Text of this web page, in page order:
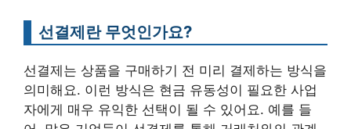
선결제란 무엇인가요?
선결제는 상품을 구매하기 전 미리 결제하는 방식을
의미해요. 이런 방식은 현금 유동성이 필요한 사업
자에게 매우 유익한 선택이 될 수 있어요. 예를 들